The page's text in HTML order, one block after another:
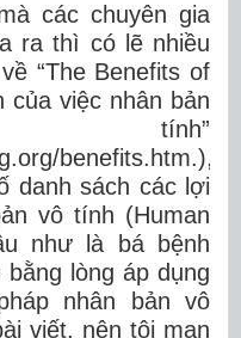
các chuyên gia
ra thì có lẽ nhiều
“The Benefits of
của việc nhân bản
benefits.htm.),
danh sách các lợi
vô tính (Human
như là bá bệnh
lòng áp dụng
nhân bản vô
viết, nên tôi mạn